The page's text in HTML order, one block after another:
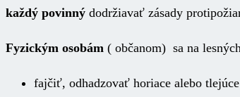
každý povinný dodržiavať zásady
Fyzickým osobám ( občanom) sa na
fajčiť, odhadzovať horiace alebo